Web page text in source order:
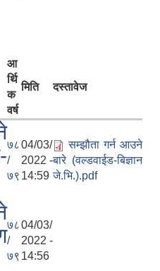
आ
र्थि
क
वर्ष
मिति दस्तावेज
७८
/
७९
04/03/
2022 -
14:59
सम्झौता गर्न आउने
बारे (वल्डवाईड-बिज्ञान
जे.भि.).pdf
७८
/
७९
04/03/
2022 -
14:56